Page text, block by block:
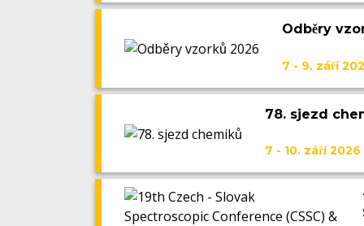
Odběry
7 - 9. září
78. sjezd
7 - 10. září 2026